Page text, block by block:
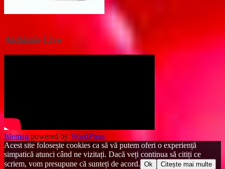
Alchimie Live
Islemag powered by WordPress
Acest site folosește cookies ca să vă putem oferi o experiență
simpatică atunci când ne vizitați. Dacă veți continua să citiți ce
scriem, vom presupune că sunteți de acord. Ok Citește mai multe